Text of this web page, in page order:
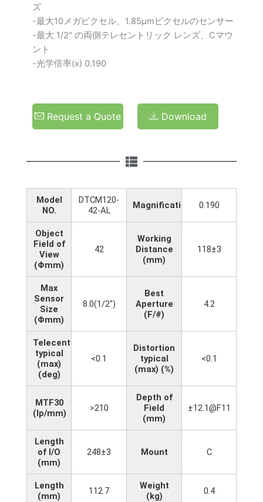
ズ
-最大10メガピクセル、1.85μmピクセルのセンサー
-最大 1/2" の両側テレセントリック レンズ、Cマウ
ント
-光学倍率(x) 0.190
Request a Quote Download
Model
NO.
DTCM120-
42-AL
Magnification(x)0.190
Object
Field of
View
(Φmm)
42
Working
Distance
(mm)
118±3
Max
Sensor
Size
(Φmm)
8.0(1/2")
Best
Aperture
(F/#)
4.2
Telecentricity
typical
(max)
(deg)
<0.1
Distortion
typical
(max) (%)
<0.1
MTF30
(lp/mm)
>210
Depth of
Field
(mm)
±12.1@F11
Length
of I/O
(mm)
248±3 Mount C
Length
(mm)
112.7
Weight
(kg)
0.4